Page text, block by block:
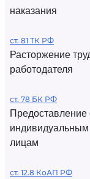
наказания
ст. 81 ТК РФ
Расторжение
работодателя
ст. 78 БК РФ
лицам
ст. 12.8 КоАП РФ